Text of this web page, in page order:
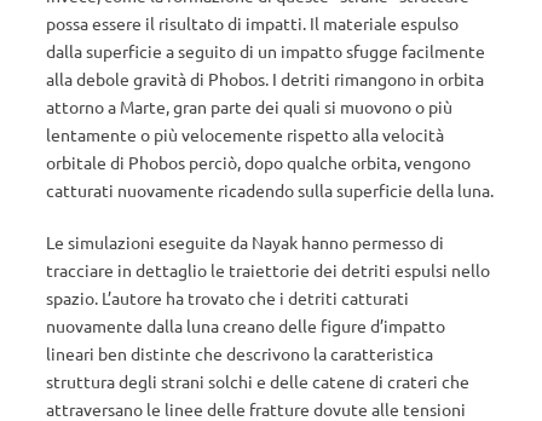
possa essere il risultato di impatti. Il materiale espulso
dalla superficie a seguito di un impatto sfugge facilmente
alla debole gravità di Phobos. I detriti rimangono in orbita
attorno a Marte, gran parte dei quali si muovono o più
lentamente o più velocemente rispetto alla velocità
orbitale di Phobos perciò, dopo qualche orbita, vengono
catturati nuovamente ricadendo sulla superficie della luna.
Le simulazioni eseguite da Nayak hanno permesso di
tracciare in dettaglio le traiettorie dei detriti espulsi nello
spazio. L’autore ha trovato che i detriti catturati
nuovamente dalla luna creano delle figure d’impatto
lineari ben distinte che descrivono la caratteristica
struttura degli strani solchi e delle catene di crateri che
attraversano le linee delle fratture dovute alle tensioni